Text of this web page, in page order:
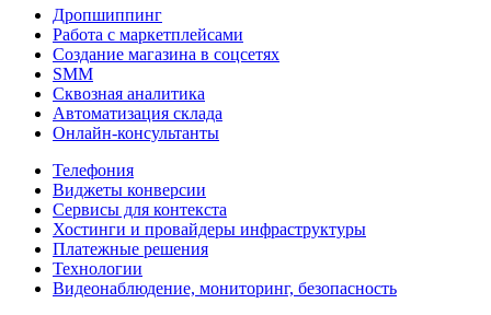
Дропшиппинг
Работа с маркетплейсами
Создание магазина в соцсетях
SMM
Сквозная аналитика
Автоматизация склада
Онлайн-консультанты
Телефония
Виджеты конверсии
Сервисы для контекста
Хостинги и провайдеры инфраструктуры
Платежные решения
Технологии
Видеонаблюдение, мониторинг, безопасность